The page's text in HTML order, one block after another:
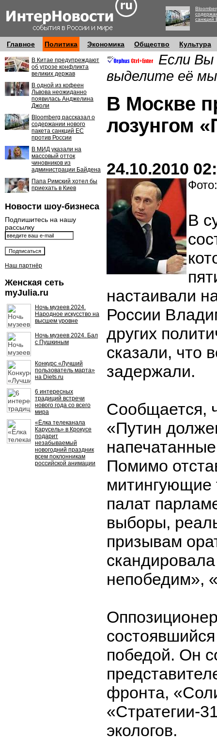
санкций
Главное Политика Экономика Общество Культура
В Китае предупреждают
об угрозе конфликта
великих держав
В одной из кофеен
Львова неожиданно
появилась Анджелина
Джоли
Bloomberg рассказал о
содержании нового
пакета санкций ЕС
против России
В МИД указали на
массовый отток
чиновников из
администрации Байдена
Папа Римский хотел бы
приехать в Киев
Новости шоу-бизнеса
Подпишитесь на нашу
рассылку
Наш партнёр
Женская сеть
myJulia.ru
Ночь музеев 2024.
Народное искусство на
высшем уровне
Ночь музеев 2024. Бал
с Пушкиным
Конкурс «Лучший
пользователь марта»
на Diets.ru
6 интересных
традиций встречи
нового года со всего
мира
«Ёлка телеканала
Карусель» в Крокусе
подарит
незабываемый
новогодний праздник
всем поклонникам
российской анимации
Если Вы
выделите её
В Москве
лозунгом
24.10.2010
В
настаивали
России
других
сказали, что
задержали.
Сообщается,
«Путин
Помимо
митингующие
палат
выборы,
призывам
непобедим»,
победой. Он
фронта,
«Стратегии-
экологов.